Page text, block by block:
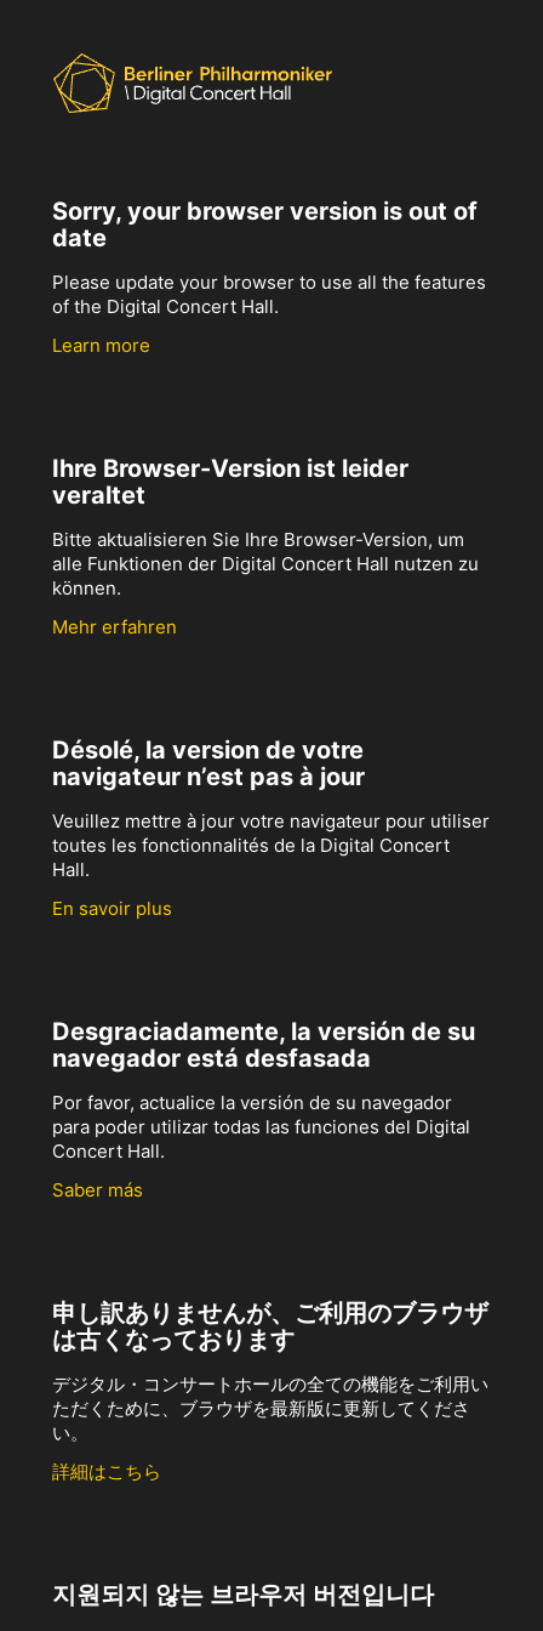
Sorry, your browser version is out of
date
Please update your browser to use all the features
of the Digital Concert Hall.
Learn more
Ihre Browser-Version ist leider
veraltet
Bitte aktualisieren Sie Ihre Browser-Version, um
alle Funktionen der Digital Concert Hall nutzen zu
können.
Mehr erfahren
Désolé, la version de votre
navigateur n’est pas à jour
Veuillez mettre à jour votre navigateur pour utiliser
toutes les fonctionnalités de la Digital Concert
Hall.
En savoir plus
Desgraciadamente, la versión de su
navegador está desfasada
Por favor, actualice la versión de su navegador
para poder utilizar todas las funciones del Digital
Concert Hall.
Saber más
申し訳ありませんが、ご利用のブラウザ
は古くなっております
デジタル・コンサートホールの全ての機能をご利用い
ただくために、ブラウザを最新版に更新してくださ
い。
詳細はこちら
지원되지 않는 브라우저 버전입니다